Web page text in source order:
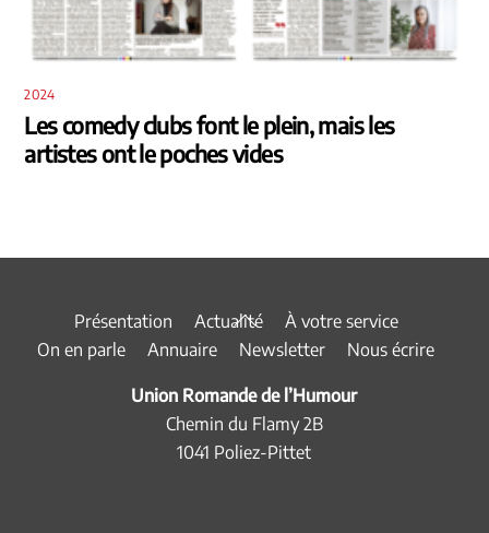
2024
Les comedy clubs font le plein, mais les
artistes ont le poches vides
Back
To
Présentation Actualité
À votre service
On en parle
Annuaire Newsletter Nous écrire
Union Romande de l’Humour
Chemin du Flamy 2B
1041 Poliez-Pittet